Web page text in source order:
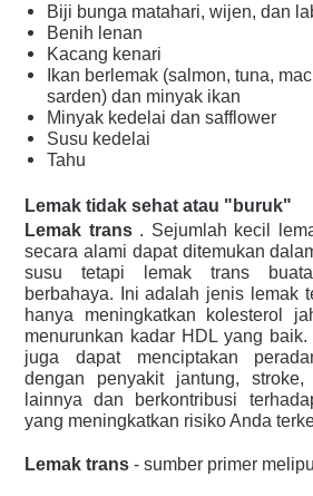
Biji bunga matahari, wijen, dan
Benih lenan
Kacang kenari
Ikan berlemak (salmon, tuna,
sarden) dan minyak ikan
Minyak kedelai dan safflower
Susu kedelai
Tahu
Lemak tidak sehat atau "buruk"
Lemak trans. Sejumlah kecil
secara alami dapat ditemukan
susu tetapi lemak trans
berbahaya. Ini adalah jenis lemak
hanya meningkatkan kolesterol
menurunkan kadar HDL yang
juga dapat menciptakan
dengan penyakit jantung,
lainnya dan berkontribusi
yang meningkatkan risiko Anda
Lemak trans - sumber primer